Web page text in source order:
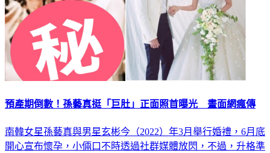
南韓女星孫藝真與男星玄彬今（2022）年3月舉行婚禮，6月底